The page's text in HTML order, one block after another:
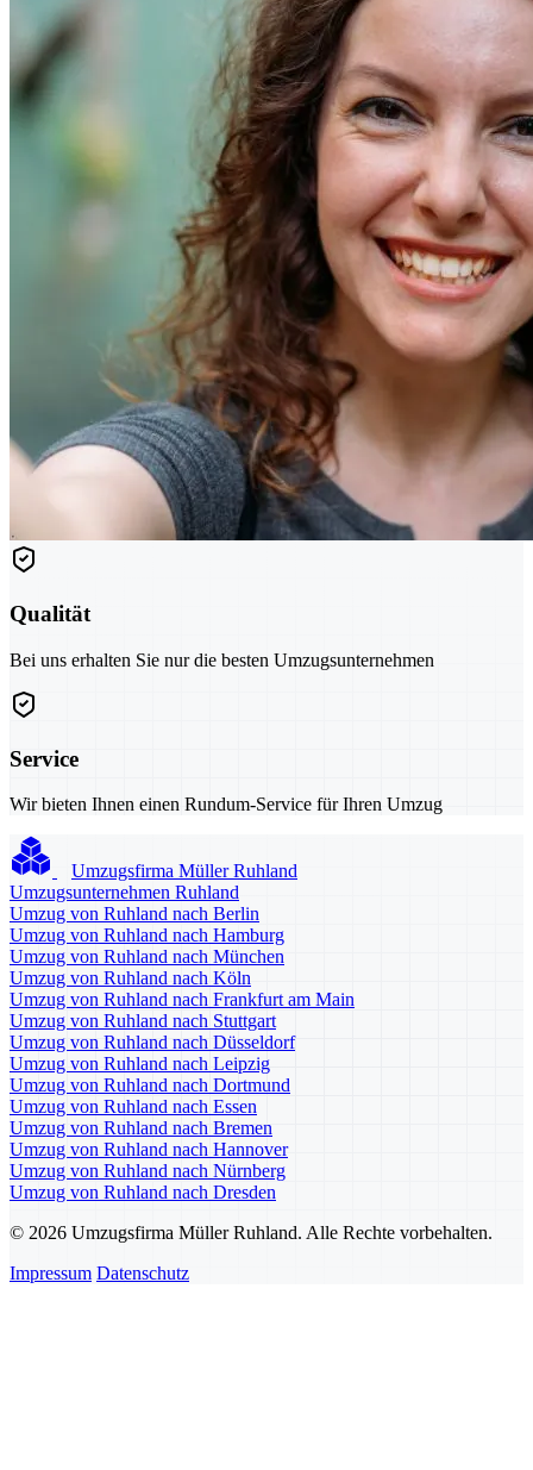
Qualität
Bei uns erhalten Sie nur die besten Umzugsunternehmen
Service
Wir bieten Ihnen einen Rundum-Service für Ihren Umzug
Umzugsfirma Müller Ruhland
Umzugsunternehmen Ruhland
Umzug von Ruhland nach Berlin
Umzug von Ruhland nach Hamburg
Umzug von Ruhland nach München
Umzug von Ruhland nach Köln
Umzug von Ruhland nach Frankfurt am Main
Umzug von Ruhland nach Stuttgart
Umzug von Ruhland nach Düsseldorf
Umzug von Ruhland nach Leipzig
Umzug von Ruhland nach Dortmund
Umzug von Ruhland nach Essen
Umzug von Ruhland nach Bremen
Umzug von Ruhland nach Hannover
Umzug von Ruhland nach Nürnberg
Umzug von Ruhland nach Dresden
© 2026 Umzugsfirma Müller Ruhland. Alle Rechte vorbehalten.
Impressum Datenschutz